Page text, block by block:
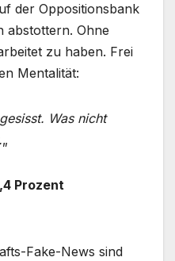
der Oppositionsbank
abstottern. Ohne
zu haben. Frei
Mentalität:
Was nicht
„
Prozent
Fake-News sind